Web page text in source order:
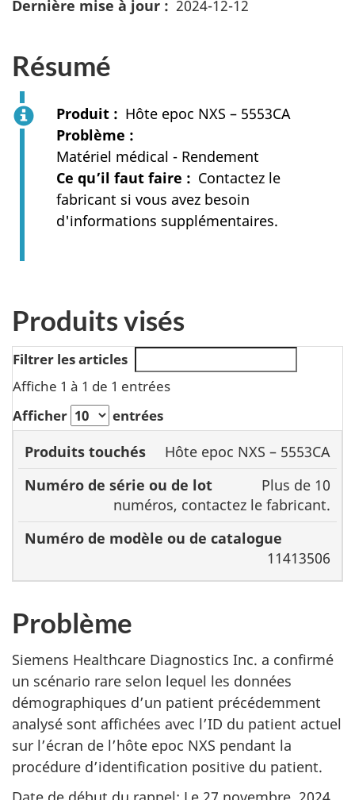
Dernière mise à jour
2024-12-12
Résumé
Produit
Hôte epoc NXS – 5553CA
Problème
Matériel médical - Rendement
Ce qu’il faut faire
Contactez le
fabricant si vous avez besoin
d'informations supplémentaires.
Produits visés
Filtrer les articles
Affiche 1 à 1 de 1 entrées
Afficher
entrées
touchés
Numéro
de série
Numéro
de
modèle
ou de
catalogue
Hôte epoc NXS – 5553CA
Plus de 10
numéros, contactez le fabricant.
11413506
Problème
Siemens Healthcare Diagnostics Inc. a confirmé
un scénario rare selon lequel les données
démographiques d’un patient précédemment
analysé sont affichées avec l’ID du patient actuel
sur l’écran de l’hôte epoc NXS pendant la
procédure d’identification positive du patient.